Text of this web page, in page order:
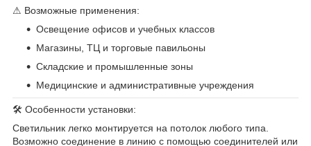
⚠ Возможные применения:
Освещение офисов и учебных классов
Магазины, ТЦ и торговые павильоны
Складские и промышленные зоны
Медицинские и административные учреждения
🛠 Особенности установки:
Светильник легко монтируется на потолок любого типа.
Возможно соединение в линию с помощью соединителей или